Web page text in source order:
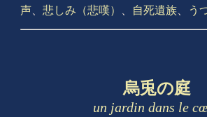
声、 悲しみ（悲嘆） 自死遺族、 う
烏兎の庭
un jardin dans le